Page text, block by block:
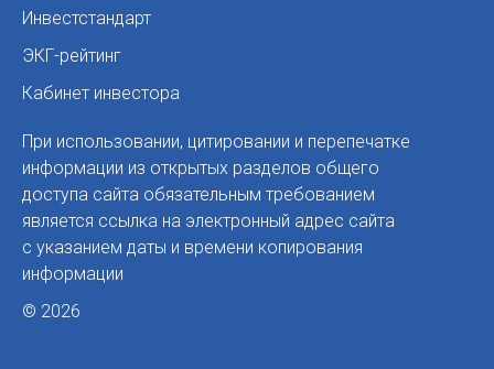
Инвестстандарт
ЭКГ-рейтинг
Кабинет инвестора
При использовании, цитировании и перепечатке
информации из открытых разделов общего
доступа сайта обязательным требованием
является ссылка на электронный адрес сайта
с указанием даты и времени копирования
информации
© 2026